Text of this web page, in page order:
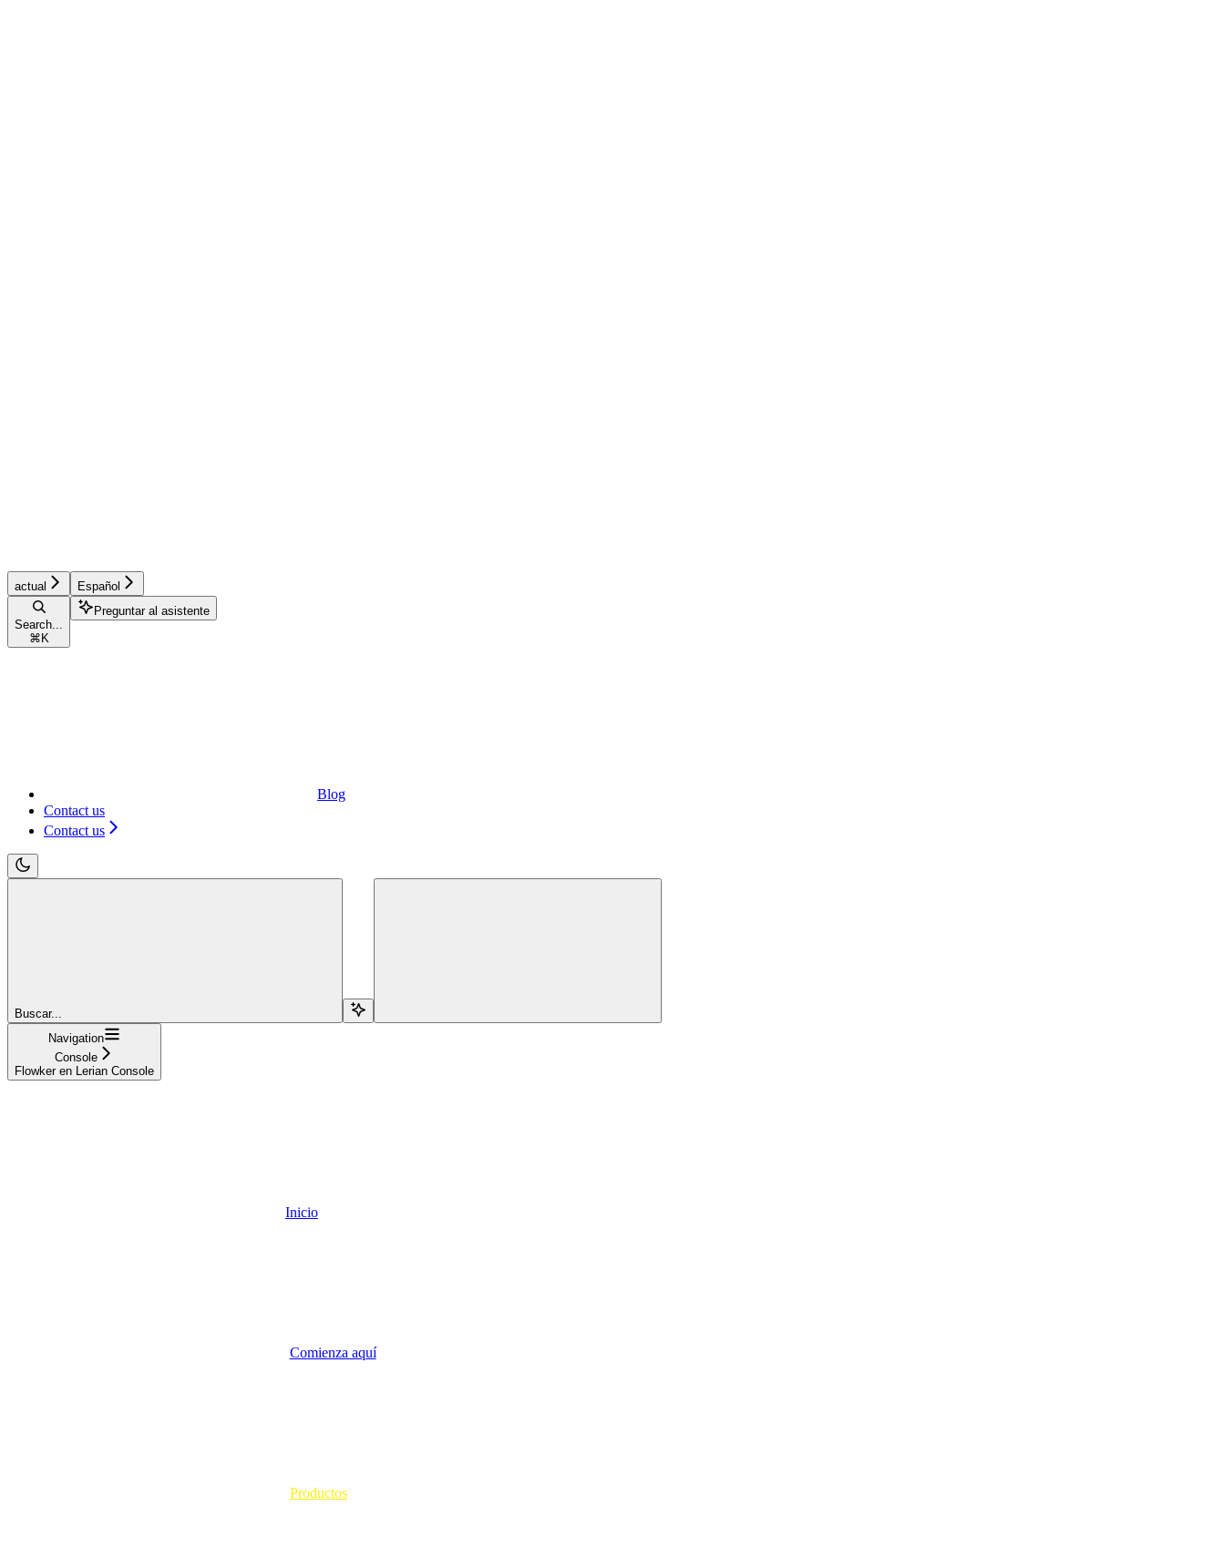
actual Español
Search...
⌘ K
Preguntar al asistente
Blog
Contact us
Contact us
Buscar...
Navigation
Console
Flowker en Lerian Console
Inicio
Comienza aquí
Productos